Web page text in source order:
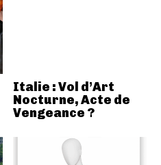
Italie : Vol d’Art
Nocturne, Acte de
Vengeance ?